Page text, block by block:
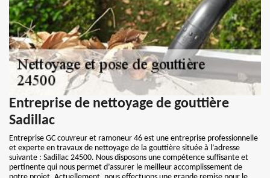
Entreprise de nettoyage de gouttière
Sadillac
Entreprise GC couvreur et ramoneur 46 est une entreprise professionnelle
et experte en travaux de nettoyage de la gouttière située à l’adresse
suivante : Sadillac 24500. Nous disposons une compétence suffisante et
pertinente qui nous permet d’assurer le meilleur accomplissement de